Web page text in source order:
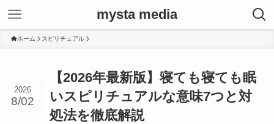
mysta media
ホーム スピリチュアル
【2026年最新版】寝ても寝ても眠
いスピリチュアルな意味7つと対
処法を徹底解説
2026
8/02